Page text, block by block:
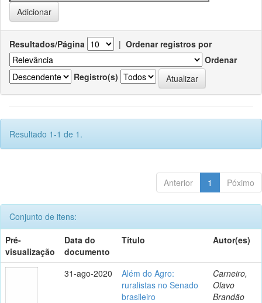
Resultados/Página | Ordenar registros por
Ordenar
Registro(s)
Resultado 1-1 de 1.
Anterior 1 Póximo
Conjunto de itens:
Pré-
visualização
Data do
documento
Título Autor(es)
31-ago-2020
Além do Agro:
ruralistas no Senado
brasileiro
Carneiro,
Olavo
Brandão